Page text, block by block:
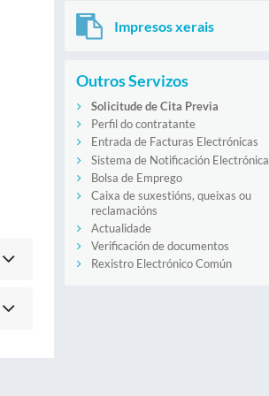
Impresos xerais
Outros Servizos
Solicitude de Cita Previa
Perfil do contratante
Entrada de Facturas Electrónicas
Sistema de Notificación Electrónica
Bolsa de Emprego
Caixa de suxestións, queixas ou
reclamacións
Actualidade
Verificación de documentos
Rexistro Electrónico Común